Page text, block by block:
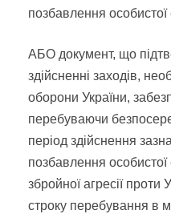
позбавлення
АБО документ, що
здійсненні заходів,
оборони України,
перебуваючи
період здійснення
позбавлення
збройної агресії проти
строку перебування в